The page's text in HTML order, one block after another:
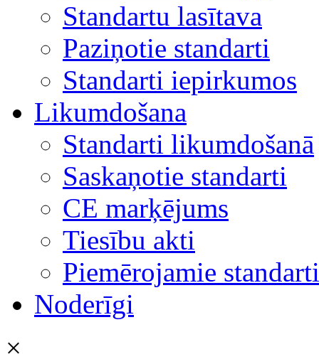
Standartu lasītava
Paziņotie standarti
Standarti iepirkumos
Likumdošana
Standarti likumdošanā
Saskaņotie standarti
CE marķējums
Tiesību akti
Piemērojamie standarti
Noderīgi
×